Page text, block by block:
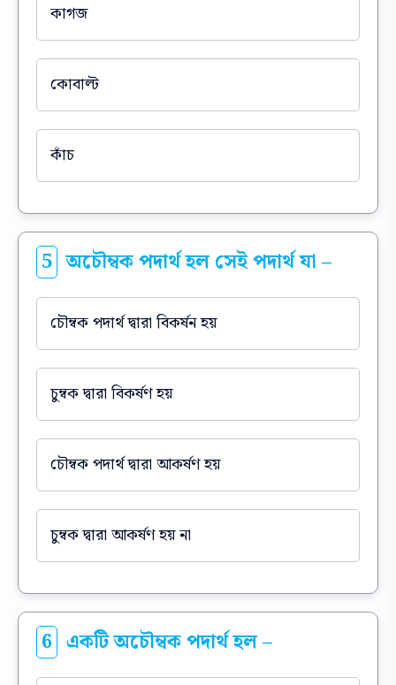
কাগজ
কোবাল্ট
কাঁচ
5 অচৌম্বক পদার্থ হল সেই পদার্থ যা –
চৌম্বক পদার্থ দ্বারা বিকর্ষন হয়
চুম্বক দ্বারা বিকর্ষণ হয়
চৌম্বক পদার্থ দ্বারা আকর্ষণ হয়
চুম্বক দ্বারা আকর্ষণ হয় না
6 একটি অচৌম্বক পদার্থ হল –